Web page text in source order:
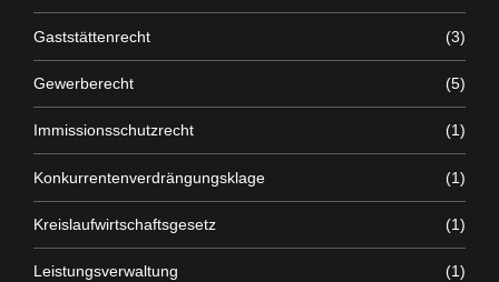
Gaststättenrecht (3)
Gewerberecht (5)
Immissionsschutzrecht (1)
Konkurrentenverdrängungsklage (1)
Kreislaufwirtschaftsgesetz (1)
Leistungsverwaltung (1)